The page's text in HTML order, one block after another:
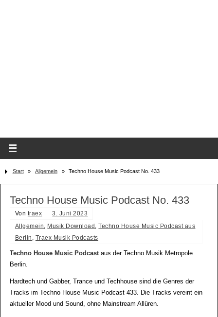
Start » Allgemein » Techno House Music Podcast No. 433
Techno House Music Podcast No. 433
Von traex
3. Juni 2023
Allgemein
Musik Download ,Techno House Music Podcast aus
Berlin
Traex Musik Podcasts
Techno House Music Podcastaus der Techno Musik Metropole
Berlin.
Hardtech und Gabber, Trance und Techhouse sind die Genres der
Tracks im Techno House Music Podcast 433. Die Tracks vereint ein
aktueller Mood und Sound, ohne Mainstream Allüren.